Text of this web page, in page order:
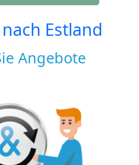
Estland
Angebote